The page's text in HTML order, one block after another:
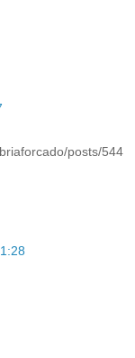
posts/544